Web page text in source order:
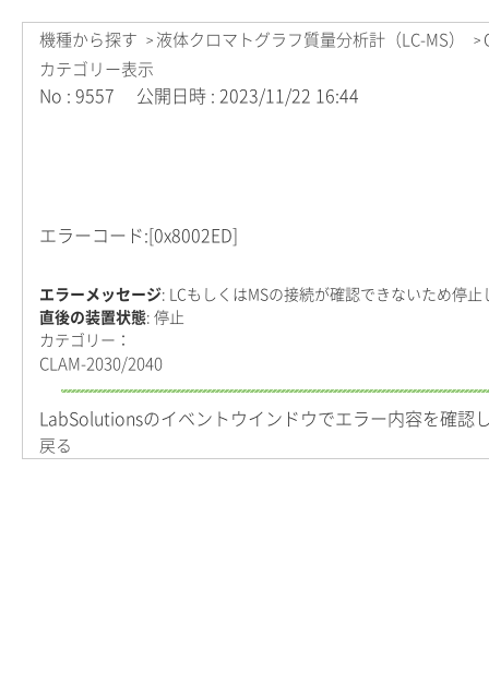
機種から探す > 液体クロマトグラフ質量分析計（LC-MS） >
カテゴリー表示
No : 9557 公開日時 : 2023/11/22 16:44
エラーコード:[0x8002ED]
エラーメッセージ: LCもしくはMSの接続が確認できないため停止
直後の装置状態: 停止
カテゴリー：
CLAM-2030/2040
LabSolutionsのイベントウインドウでエラー内容を確認
戻る